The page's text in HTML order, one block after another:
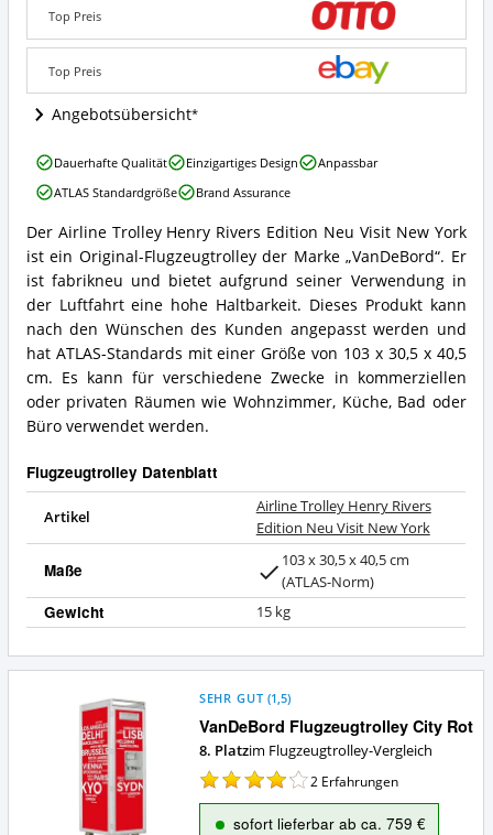
Rivers
Edition
Neu
Visit
New
York
Angebote:
ist
Flugzeugtrolley
erhältlich?
Top Preis
Top Preis
Angebotsübersicht
Airline
Trolley
Henry
Rivers
Edition
Neu
Visit
New
York
Zusammenfassung:
Was
Flugzeugtrolley?
Der Airline Trolley Henry Rivers Edition Neu Visit New York
ist ein Original-Flugzeugtrolley der Marke „VanDeBord“. Er
ist fabrikneu und bietet aufgrund seiner Verwendung in
der Luftfahrt eine hohe Haltbarkeit. Dieses Produkt kann
nach den Wünschen des Kunden angepasst werden und
hat ATLAS-Standards mit einer Größe von 103 x 30,5 x 40,5
cm. Es kann für verschiedene Zwecke in kommerziellen
oder privaten Räumen wie Wohnzimmer, Küche, Bad oder
Büro verwendet werden.
Flugzeugtrolley Datenblatt
Artikel
Airline Trolley Henry Rivers
Edition Neu Visit New York
Maße
103 x 30,5 x 40,5 cm
(ATLAS-Norm)
Gewicht 15 kg
Airline
Trolley
Henry
Edition
Neu
Visit
New
York
Vorteile:
Was
spricht
für
Flugzeugtrolley?
Dauerhafte Qualität Einzigartiges Design
Anpassbar
ATLAS Standardgröße
Brand Assurance
VanDeBord Flugzeugtrolley City Rot
SEHR GUT (1,5)
8. Platzim Flugzeugtrolley-Vergleich
2 Erfahrungen
sofort lieferbar ab ca. 759 €